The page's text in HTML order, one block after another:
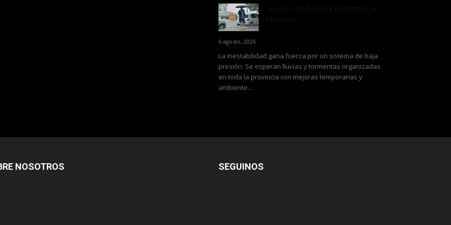
6 agosto, 2026
La inestabilidad gana fuerza por un sistema de baja
presión. Se esperan lluvias y tormentas organizadas
en toda la provincia con mejoras temporarias y
ambiente...
NOSOTROS SEGUINOS